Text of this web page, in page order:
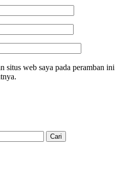
situs web saya pada peramban ini